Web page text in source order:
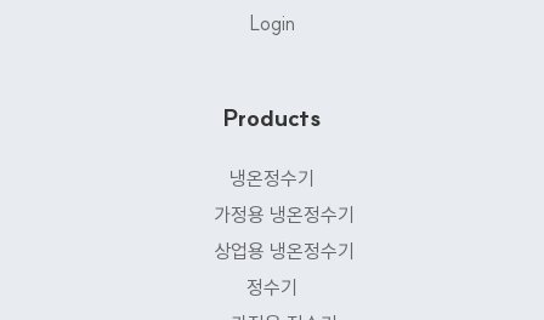
Login
Products
냉온정수기
가정용 냉온정수기
상업용 냉온정수기
정수기